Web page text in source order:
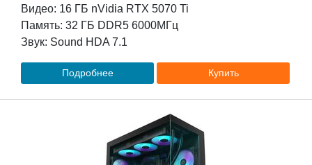
Видео: 16 ГБ nVidia RTX 5070 Ti
Память: 32 ГБ DDR5 6000МГц
Звук: Sound HDA 7.1
Подробнее Купить